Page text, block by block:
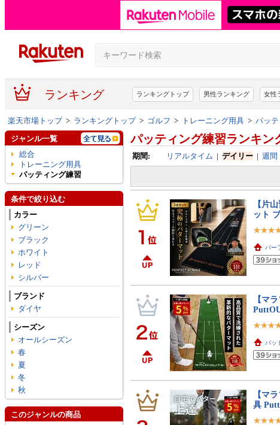
ランキング ランキングトップ 男性ランキング 女性
楽天市場トップ> ランキングトップ> ゴルフ > トレーニング用具 > パッ
パッティング練習ランキン
期間: リアルタイム | デイリー| 週間
【片
ット
パー
【マ
パッ
【マ
具
ジャンル一覧
総合
トレーニング用具
パッティング練習
条件で絞り込む
カラー
グリーン
ブラック
ホワイト
レッド
シルバー
ブランド
ダイヤ
シーズン
オールシーズン
春
夏
冬
秋
このジャンルの商品